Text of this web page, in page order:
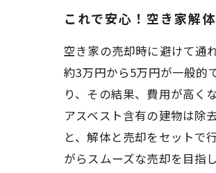
これで安心！空き家解
空き家の売却時に避けて通
約3万円から5万円が一般的
り、その結果、費用が高く
アスベスト含有の建物は除
と、解体と売却をセットで
がらスムーズな売却を目指